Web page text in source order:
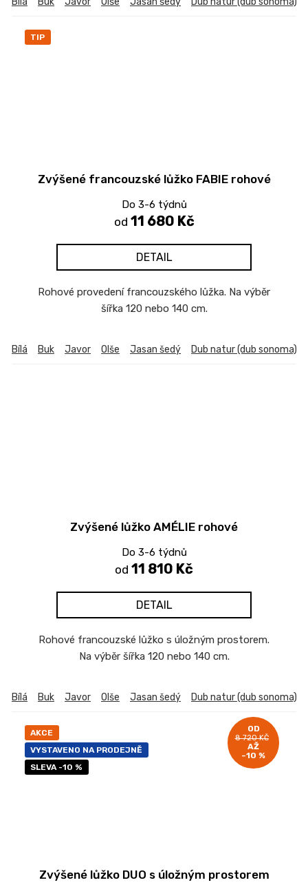
TIP
Zvýšené francouzské lůžko FABIE rohové
Do 3-6 týdnů
od 11 680 Kč
DETAIL
Rohové provedení francouzského lůžka. Na výběr
šířka 120 nebo 140 cm.
Bílá Buk Javor Olše Jasan šedý Dub natur (dub sonoma)
Zvýšené lůžko AMÉLIE rohové
Do 3-6 týdnů
od 11 810 Kč
DETAIL
Rohové francouzské lůžko s úložným prostorem.
Na výběr šířka 120 nebo 140 cm.
Bílá Buk Javor Olše Jasan šedý Dub natur (dub sonoma)
AKCE
VYSTAVENO NA PRODEJNĚ
SLEVA -10 %
OD
8 720 KČ
AŽ
–10 %
Zvýšené lůžko DUO s úložným prostorem